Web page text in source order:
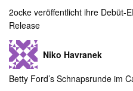
2ocke veröffentlicht ihre Debüt-
Release
Niko Havranek
Betty Ford’s Schnapsrunde im